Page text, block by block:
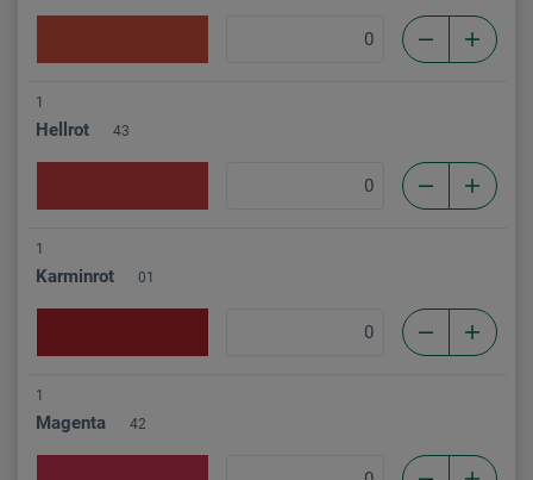
1
Hellrot 43
1
Karminrot 01
1
Magenta 42